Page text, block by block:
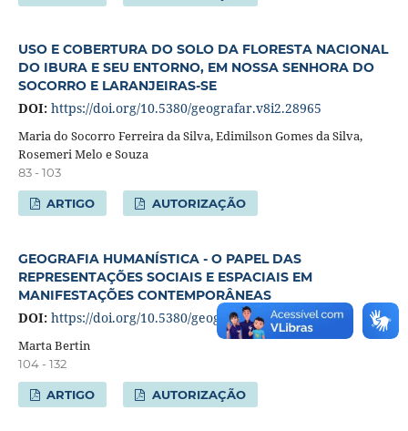
USO E COBERTURA DO SOLO DA FLORESTA NACIONAL
DO IBURA E SEU ENTORNO, EM NOSSA SENHORA DO
SOCORRO E LARANJEIRAS-SE
DOI: https://doi.org/10.5380/geografar.v8i2.28965
Maria do Socorro Ferreira da Silva, Edimilson Gomes da Silva,
Rosemeri Melo e Souza
83 - 103
ARTIGO AUTORIZAÇÃO
GEOGRAFIA HUMANÍSTICA - O PAPEL DAS
REPRESENTAÇÕES SOCIAIS E ESPACIAIS EM
MANIFESTAÇÕES CONTEMPORÂNEAS
DOI: https://doi.org/10.5380/geografar.v8i2.30056
Marta Bertin
104 - 132
ARTIGO AUTORIZAÇÃO